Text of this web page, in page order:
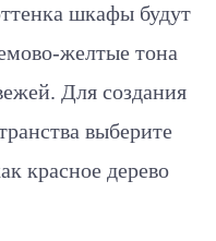
шкафы будут
желтые тона
Для создания
выберите
красное дерево